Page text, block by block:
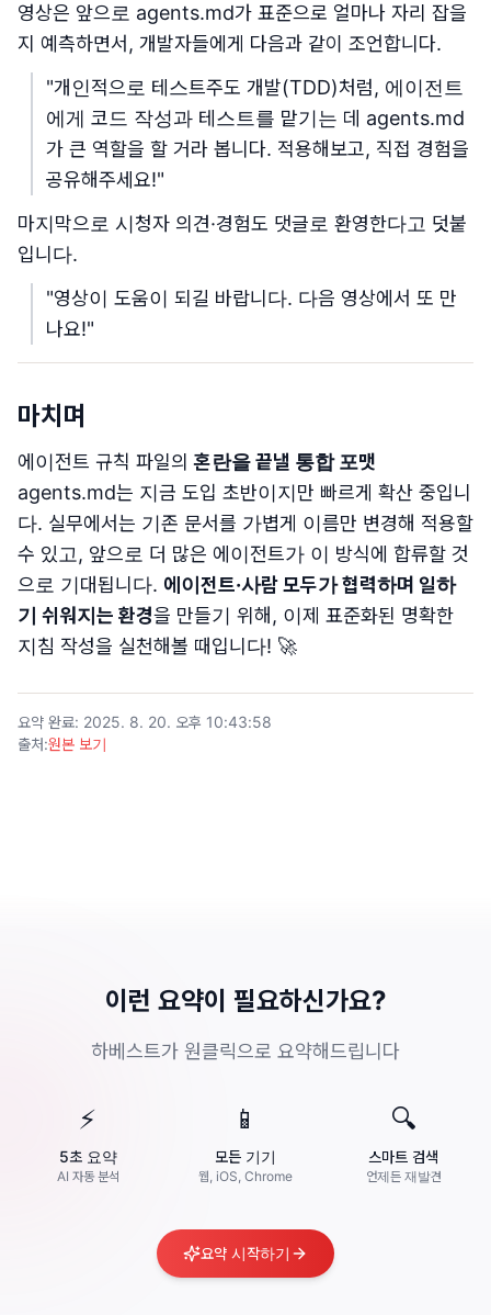
영상은 앞으로 agents.md가 표준으로 얼마나 자리 잡을
지 예측하면서, 개발자들에게 다음과 같이 조언합니다.
"개인적으로 테스트주도 개발(TDD)처럼, 에이전트
에게 코드 작성과 테스트를 맡기는 데 agents.md
가 큰 역할을 할 거라 봅니다. 적용해보고, 직접 경험을
공유해주세요!"
마지막으로 시청자 의견·경험도 댓글로 환영한다고 덧붙
입니다.
"영상이 도움이 되길 바랍니다. 다음 영상에서 또 만
나요!"
마치며
에이전트 규칙 파일의혼란을 끝낼 통합 포맷
agents.md는 지금 도입 초반이지만 빠르게 확산 중입니
다. 실무에서는 기존 문서를 가볍게 이름만 변경해 적용할
수 있고, 앞으로 더 많은 에이전트가 이 방식에 합류할 것
으로 기대됩니다. 에이전트·사람 모두가 협력하며 일하
기 쉬워지는 환경을 만들기 위해, 이제 표준화된 명확한
지침 작성을 실천해볼 때입니다! 🚀
요약 완료: 2025. 8. 20. 오후 10:43:58
출처:원본 보기
이런 요약이 필요하신가요?
하베스트가 원클릭으로 요약해드립니다
⚡
5초 요약
AI 자동 분석
📱
모든 기기
웹, iOS, Chrome
🔍
스마트 검색
언제든 재발견
요약 시작하기